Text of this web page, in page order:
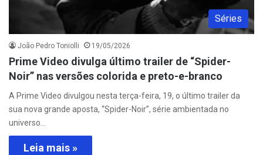
Séries
João Pedro Toniolli 19/05/2026
Prime Video divulga último trailer de “Spider-
Noir” nas versões colorida e preto-e-branco
A Prime Video divulgou nesta terça-feira, 19, o último trailer da
sua nova grande aposta, “Spider-Noir”, série ambientada no
universo…
Leia mais »